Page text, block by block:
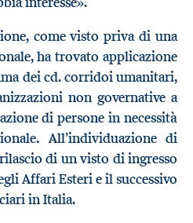
come visto priva di una
ha trovato applicazione
dei cd. corridoi umanitari,
non governative a
di persone in necessità
All’individuazione di
di un visto di ingresso
Affari Esteri e il successivo
in Italia.